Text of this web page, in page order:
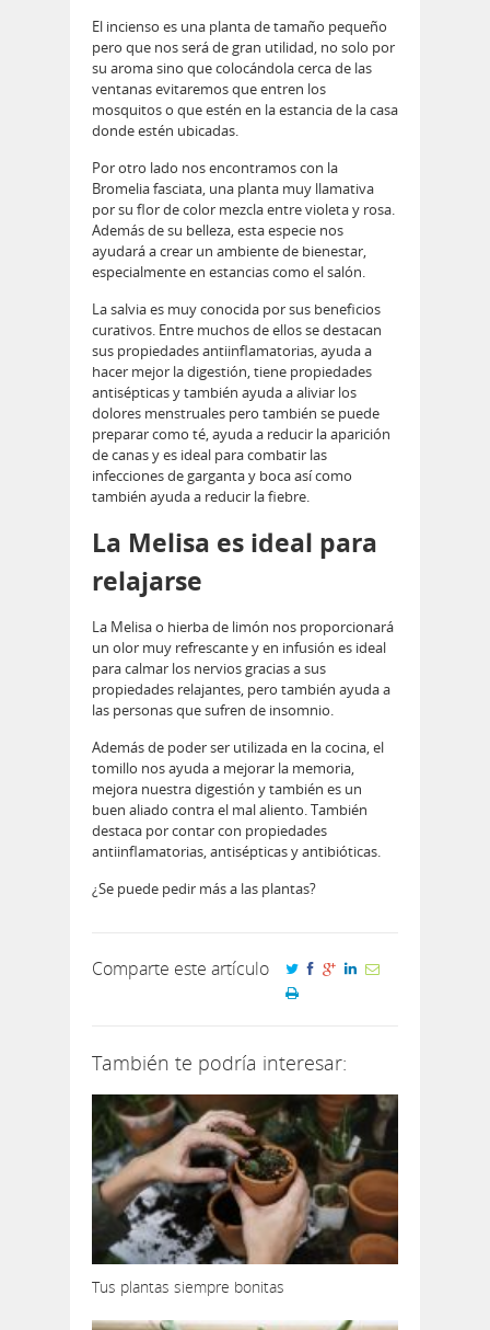
El incienso es una planta de tamaño pequeño
pero que nos será de gran utilidad, no solo por
su aroma sino que colocándola cerca de las
ventanas evitaremos que entren los
mosquitos o que estén en la estancia de la casa
donde estén ubicadas.
Por otro lado nos encontramos con la
Bromelia fasciata, una planta muy llamativa
por su flor de color mezcla entre violeta y rosa.
Además de su belleza, esta especie nos
ayudará a crear un ambiente de bienestar,
especialmente en estancias como el salón.
La salvia es muy conocida por sus beneficios
curativos. Entre muchos de ellos se destacan
sus propiedades antiinflamatorias, ayuda a
hacer mejor la digestión, tiene propiedades
antisépticas y también ayuda a aliviar los
dolores menstruales pero también se puede
preparar como té, ayuda a reducir la aparición
de canas y es ideal para combatir las
infecciones de garganta y boca así como
también ayuda a reducir la fiebre.
La Melisa es ideal para
relajarse
La Melisa o hierba de limón nos proporcionará
un olor muy refrescante y en infusión es ideal
para calmar los nervios gracias a sus
propiedades relajantes, pero también ayuda a
las personas que sufren de insomnio.
Además de poder ser utilizada en la cocina, el
tomillo nos ayuda a mejorar la memoria,
mejora nuestra digestión y también es un
buen aliado contra el mal aliento. También
destaca por contar con propiedades
antiinflamatorias, antisépticas y antibióticas.
¿Se puede pedir más a las plantas?
Comparte este artículo
También te podría interesar:
Tus plantas siempre bonitas